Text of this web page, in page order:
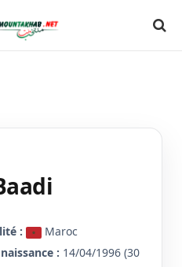
:
Maroc
: 14/04/1996 (30